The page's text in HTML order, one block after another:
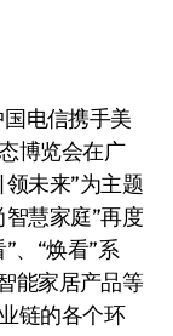
电信携手美
博览会在广
未来”为主题
慧家庭”再度
、“焕看”系
能家居产品等
链的各个环